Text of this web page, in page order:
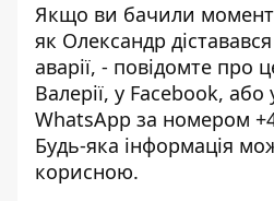
Якщо ви бачили момент
як Олександр
аварії, - повідомте про
Валерії, у Facebook, або
WhatsApp за номером
Будь-яка інформація
корисною.